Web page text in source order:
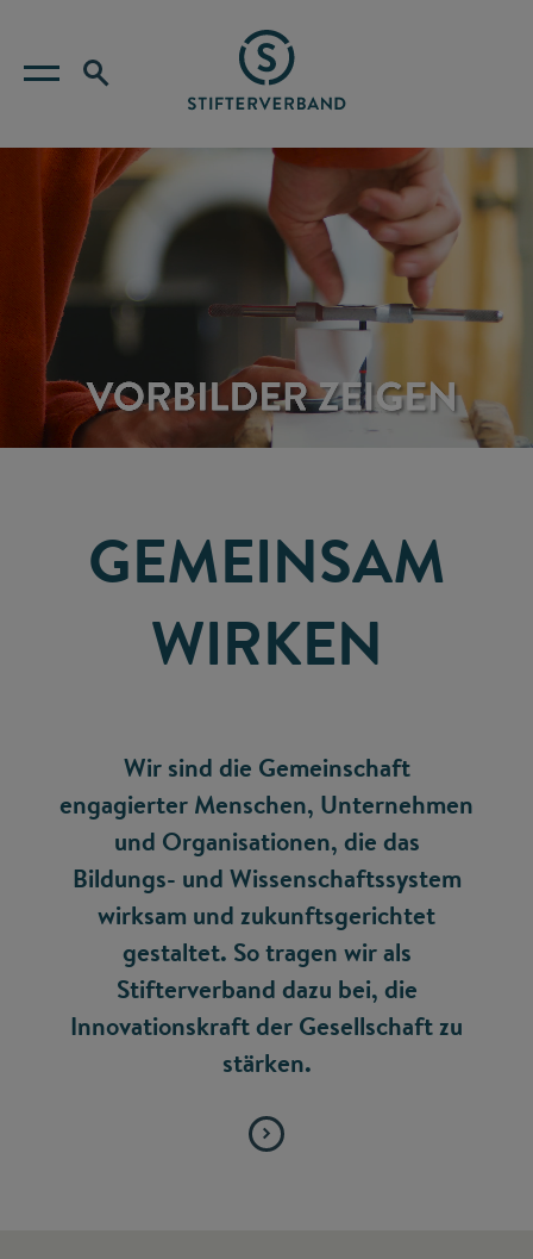
GEMEINSAM
WIRKEN
Wir sind die Gemeinschaft
engagierter Menschen, Unternehmen
und Organisationen, die das
Bildungs- und Wissenschaftssystem
wirksam und zukunftsgerichtet
gestaltet. So tragen wir als
Stifterverband dazu bei, die
Innovationskraft der Gesellschaft zu
stärken.